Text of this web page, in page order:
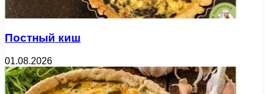
Постный киш
01.08.2026